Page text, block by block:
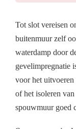
Tot slot vereisen
buitenmuur zelf
waterdamp door
gevelimpregnatie
voor het
of het isoleren
spouwmuur goed